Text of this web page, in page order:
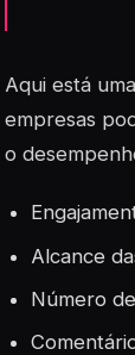
Aqui está
empresas
o
Alcance
Número